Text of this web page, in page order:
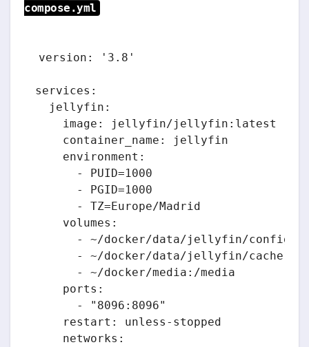
compose.yml
version: '3.8'
services:
  jellyfin:
    image: jellyfin/jellyfin:latest
    container_name: jellyfin
    environment:
      - PUID=1000
      - PGID=1000
      - TZ=Europe/Madrid
    volumes:
- ~/docker/data/jellyfin/config:/
- ~/docker/data/jellyfin/cache:/
      - ~/docker/media:/media
    ports:
      - "8096:8096"
    restart: unless-stopped
    networks: